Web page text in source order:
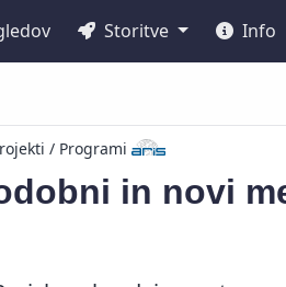
Storitve Info
/ Programi
in novi